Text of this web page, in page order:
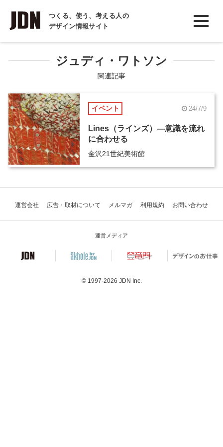
つくる、使う、考える人の
デザイン情報サイト
INTERVIEW
インタビュー
REPORT
COLUMN
コラム
ジュディ・ワトソン
関連記事
イベント 24/7/9
Lines（ラインズ）―意識を流れ
に合わせる
金沢21世紀美術館
運営会社 広告・取材について メルマガ 利用規約 お問い合わせ
運営メディア
© 1997-2026 JDN Inc.